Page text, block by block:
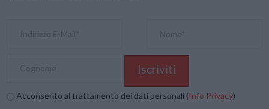
Acconsento al trattamento dei dati personali (Info Privacy)